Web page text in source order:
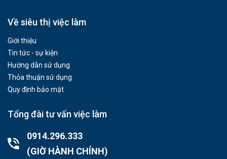
Về siêu thị việc làm
Giới thiệu
Tin tức - sự kiện
Hướng dẫn sử dụng
Thỏa thuận sử dụng
Quy định bảo mật
Tổng đài tư vấn việc làm
0914.296.333
(GIỜ HÀNH CHÍNH)